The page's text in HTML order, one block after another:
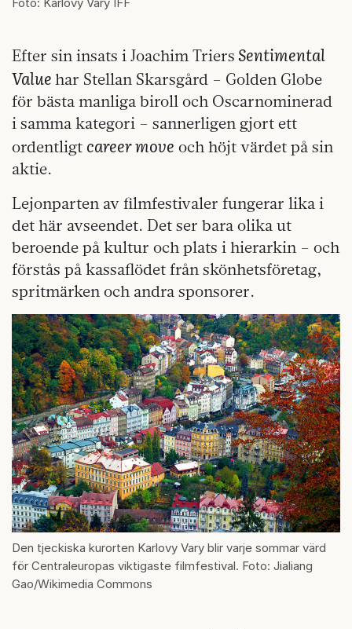
Efter sin insats i Joachim Triers Sentimental
Value har Stellan Skarsgård – Golden Globe
för bästa manliga biroll och Oscarnominerad
i samma kategori – sannerligen gjort ett
ordentligt career move och höjt värdet på sin
aktie.
Lejonparten av filmfestivaler fungerar lika i
det här avseendet. Det ser bara olika ut
beroende på kultur och plats i hierarkin – och
förstås på kassaflödet från skönhetsföretag,
spritmärken och andra sponsorer.
Den tjeckiska kurorten Karlovy Vary blir varje sommar värd
för Centraleuropas viktigaste filmfestival. Foto: Jialiang
Gao/Wikimedia Commons